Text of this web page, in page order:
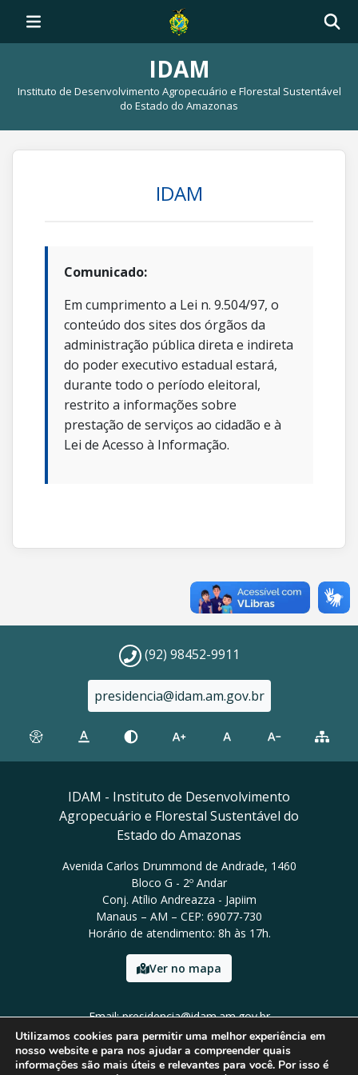
IDAM
Instituto de Desenvolvimento Agropecuário e Florestal Sustentável
do Estado do Amazonas
IDAM
Comunicado:
Em cumprimento a Lei n. 9.504/97, o
conteúdo dos sites dos órgãos da
administração pública direta e indireta
do poder executivo estadual estará,
durante todo o período eleitoral,
restrito a informações sobre
prestação de serviços ao cidadão e à
Lei de Acesso à Informação.
(92) 98452-9911
presidencia@idam.am.gov.br
IDAM - Instituto de Desenvolvimento
Agropecuário e Florestal Sustentável do
Estado do Amazonas
Avenida Carlos Drummond de Andrade, 1460
Bloco G - 2º Andar
Conj. Atílio Andreazza - Japiim
Manaus – AM – CEP: 69077-730
Horário de atendimento: 8h às 17h.
Ver no mapa
Email: presidencia@idam.am.gov.br
Tel: (92) 98452-9911
Utilizamos cookies para permitir uma melhor experiência em
nosso website e para nos ajudar a compreender quais
informações são mais úteis e relevantes para você. Por isso é